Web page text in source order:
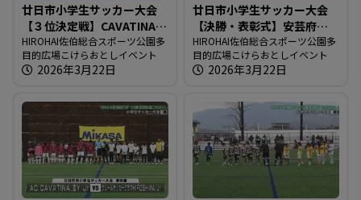
廿日市小学生サッカー大会
【３位決定戦】CAVATINA
VS 福山シティ八幡
HIROHAI佐伯総合スポーツ公園多
目的広場こけらおとしイベント
2026年3月22日
廿日市小学生サッカー大会
【決勝・表彰式】安芸府中
VS クレール広島
HIROHAI佐伯総合スポーツ公園多
目的広場こけらおとしイベント
2026年3月22日